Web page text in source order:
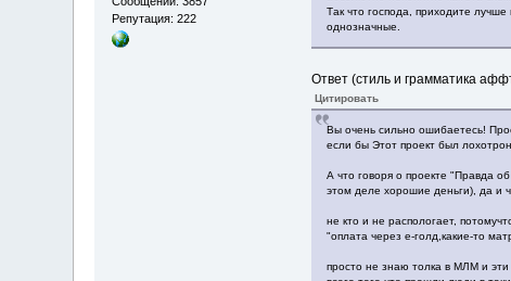
Репутация: 222
Так что господа, приходите
однозначные.
Ответ (стиль и грамматика
Цитировать
Вы очень сильно ошибаетесь!
если бы Этот проект был
А что говоря о проекте "Правда
этом деле хорошие деньги), да и
не кто и не распологает,
"оплата через е-голд,какие-то
просто не знаю толка в МЛМ и